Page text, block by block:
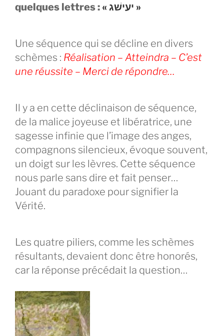
quelques lettres :
« יעישׁג »
Une séquence qui se décline en divers
schèmes : Réalisation – Atteindra – C’est
une réussite – Merci de répondre…
Il y a en cette déclinaison de séquence,
de la malice joyeuse et libératrice, une
sagesse infinie que l’image des anges,
compagnons silencieux, évoque souvent,
un doigt sur les lèvres. Cette séquence
nous parle sans dire et fait penser…
Jouant du paradoxe pour signifier la
Vérité.
Les quatre piliers, comme les schèmes
résultants, devaient donc être honorés,
car la réponse précédait la question…